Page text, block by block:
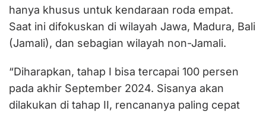
hanya khusus untuk kendaraan roda empat.
Saat ini difokuskan di wilayah Jawa, Madura, Bali
(Jamali), dan sebagian wilayah non-Jamali.
“Diharapkan, tahap I bisa tercapai 100 persen
pada akhir September 2024. Sisanya akan
dilakukan di tahap II, rencananya paling cepat